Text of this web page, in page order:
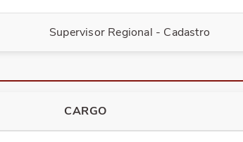
Supervisor Regional - Cadastro
CARGO